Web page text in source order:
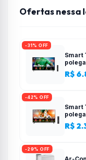
Ofertas nessa
-31% OFF
Smart
R$
-42% OFF
Smart
R$
-29% OFF